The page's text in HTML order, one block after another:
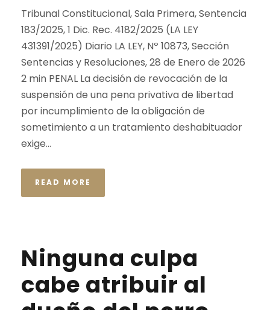
Tribunal Constitucional, Sala Primera, Sentencia
183/2025, 1 Dic. Rec. 4182/2025 (LA LEY
431391/2025) Diario LA LEY, Nº 10873, Sección
Sentencias y Resoluciones, 28 de Enero de 2026
2 min PENAL La decisión de revocación de la
suspensión de una pena privativa de libertad
por incumplimiento de la obligación de
sometimiento a un tratamiento deshabituador
exige...
READ MORE
Ninguna culpa
cabe atribuir al